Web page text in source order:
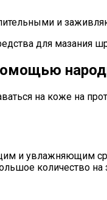
и
для мазания
на коже на
и увлажняющим
количество